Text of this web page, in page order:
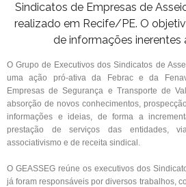
Sindicatos de Empresas de
realizado em Recife/PE. O
de informações inerentes
O Grupo de Executivos dos Sindicatos de
uma ação pró-ativa da Febrac e da
Empresas de Segurança e Transporte de
absorção de novos conhecimentos,
informações e ideias, de forma a
prestação de serviços das entidades,
associativismo e de receita sindical.
O GEASSEG reúne os executivos dos
já foram responsáveis por diversos trabalhos,